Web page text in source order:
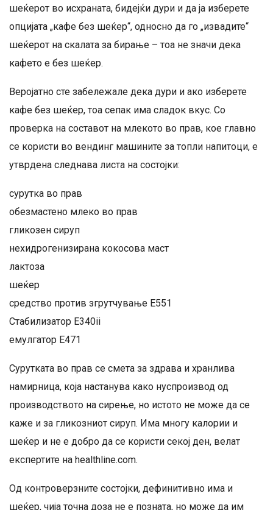
шеќерот во исхраната, бидејќи дури и да ја изберете
опцијата „кафе без шеќер“, односно да го „извадите“
шеќерот на скалата за бирање – тоа не значи дека
кафето е без шеќер.
Веројатно сте забележале дека дури и ако изберете
кафе без шеќер, тоа сепак има сладок вкус. Со
проверка на составот на млекото во прав, кое главно
се користи во вендинг машините за топли напитоци, е
утврдена следнава листа на состојки:
сурутка во прав
обезмастено млеко во прав
гликозен сируп
нехидрогенизирана кокосова маст
лактоза
шеќер
средство против згрутчување E551
Стабилизатор E340ii
емулгатор E471
Сурутката во прав се смета за здрава и хранлива
намирница, која настанува како нуспроизвод од
производството на сирење, но истото не може да се
каже и за гликозниот сируп. Има многу калории и
шеќер и не е добро да се користи секој ден, велат
експертите на healthline.com.
Од контроверзните состојки, дефинитивно има и
шеќер, чија точна доза не е позната, но може да им